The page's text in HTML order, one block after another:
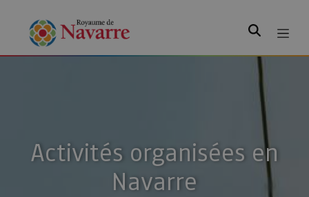
Rechercher
Activités organisées en
Navarre